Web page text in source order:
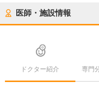
医師・施設情報
ドクター紹介 専門